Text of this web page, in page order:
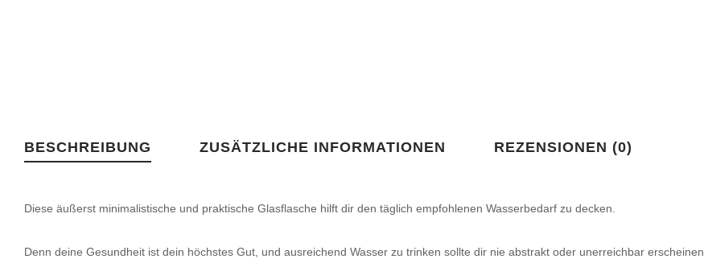
BESCHREIBUNG ZUSÄTZLICHE INFORMATIONEN REZENSIONEN (0)
Diese äußerst minimalistische und praktische Glasflasche hilft dir den täglich empfohlenen Wasserbedarf zu decken.
Denn deine Gesundheit ist dein höchstes Gut, und ausreichend Wasser zu trinken sollte dir nie abstrakt oder unerreichbar erscheinen.